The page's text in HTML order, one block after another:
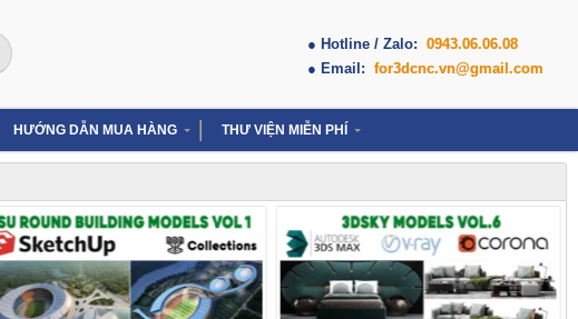
● Hotline / Zalo: 0943.06.06.08
● Email: for3dcnc.vn@gmail.com
HƯỚNG DẪN MUA HÀNG THƯ VIỆN MIỄN PHÍ